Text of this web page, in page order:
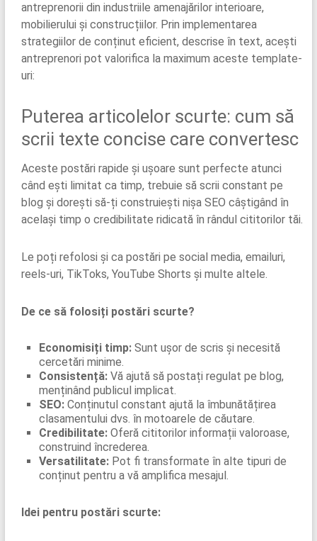
antreprenorii din industriile amenajărilor interioare,
mobilierului și construcțiilor. Prin implementarea
strategiilor de conținut eficient, descrise în text, acești
antreprenori pot valorifica la maximum aceste template-
uri:
Puterea articolelor scurte: cum să
scrii texte concise care convertesc
Aceste postări rapide și ușoare sunt perfecte atunci
când ești limitat ca timp, trebuie să scrii constant pe
blog și dorești să-ți construiești nișa SEO câștigând în
același timp o credibilitate ridicată în rândul cititorilor tăi.
Le poți refolosi și ca postări pe social media, emailuri,
reels-uri, TikToks, YouTube Shorts și multe altele.
De ce să folosiți postări scurte?
Economisiți timp:Sunt ușor de scris și necesită
cercetări minime.
Consistență:Vă ajută să postați regulat pe blog,
menținând publicul implicat.
SEO:Conținutul constant ajută la îmbunătățirea
clasamentului dvs. în motoarele de căutare.
Credibilitate:Oferă cititorilor informații valoroase,
construind încrederea.
Versatilitate:Pot fi transformate în alte tipuri de
conținut pentru a vă amplifica mesajul.
Idei pentru postări scurte: